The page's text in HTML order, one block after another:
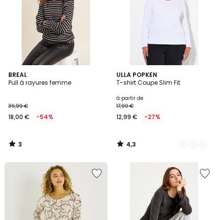
BREAL
Pull à rayures femme
39,99 €
18,00 € -54%
3
/
3
/
ULLA POPKEN
T-shirt Coupe Slim Fit
à partir de
17,99 €
12,99 € -27%
4,3
/ 5
22
Couleurs
4,3
/